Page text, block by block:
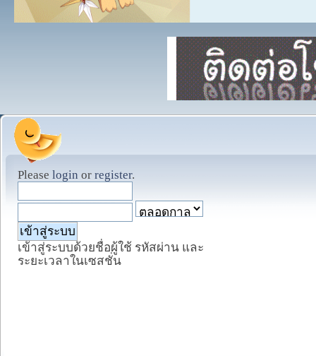
Please login or register.
เข้าสู่ระบบด้วยชื่อผู้ใช้ รหัสผ่าน และ
ระยะเวลาในเซสชั่น